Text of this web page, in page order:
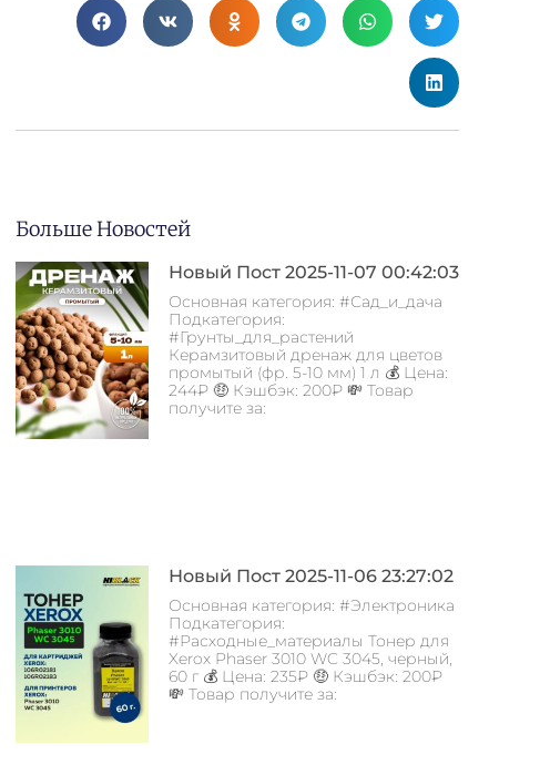
Больше Новостей
Новый Пост 2025-11-07 00:42:03
Основная категория: #Сад_и_дача
Подкатегория:
#Грунты_для_растений
Керамзитовый дренаж для цветов
промытый (фр. 5-10 мм) 1 л 💰 Цена:
244₽ 🤑 Кэшбэк: 200₽ 💸 Товар
получите за:
Новый Пост 2025-11-06 23:27:02
Основная категория: #Электроника
Подкатегория:
#Расходные_материалы Тонер для
Xerox Phaser 3010 WC 3045, черный,
60 г 💰 Цена: 235₽ 🤑 Кэшбэк: 200₽
💸 Товар получите за: